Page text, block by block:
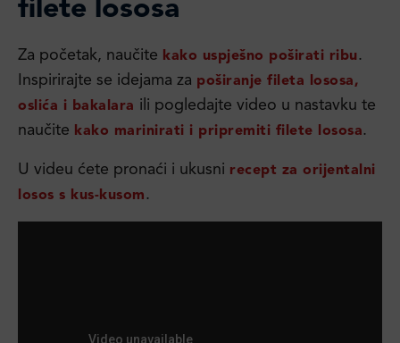
filete lososa
Za početak, naučite kako uspješno poširati ribu.
Inspirirajte se idejama za poširanje fileta lososa,
oslića i bakalara ili pogledajte video u nastavku te
naučite kako marinirati i pripremiti filete lososa.
U videu ćete pronaći i ukusni recept za orijentalni
losos s kus-kusom.